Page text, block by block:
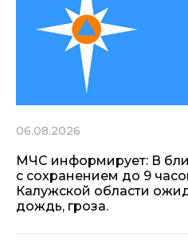
06.08.2026
МЧС информирует: В
с сохранением до 9
Калужской области
дождь, гроза.